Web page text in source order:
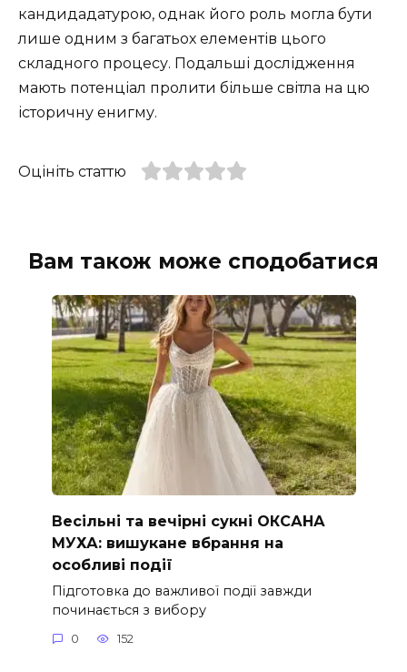
кандидадатурою, однак його роль могла бути
лише одним з багатьох елементів цього
складного процесу. Подальші дослідження
мають потенціал пролити більше світла на цю
історичну енигму.
Оцініть статтю
Вам також може сподобатися
Весільні та вечірні сукні ОКСАНА
МУХА: вишукане вбрання на
особливі події
Підготовка до важливої події завжди
починається з вибору
0 152